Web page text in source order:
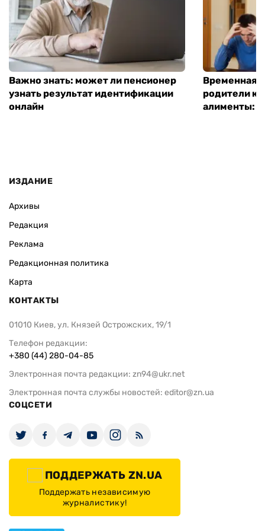
Важно знать: может ли пенсионер
узнать результат идентификации
онлайн
Временная
родители
алименты:
ИЗДАНИЕ
Архивы
Редакция
Реклама
Редакционная политика
Карта
КОНТАКТЫ
01010 Киев, ул. Князей Острожских, 19/1
Телефон редакции:
+380 (44) 280-04-85
Электронная почта редакции: zn94@ukr.net
Электронная почта службы новостей: editor@zn.ua
СОЦСЕТИ
ПОДДЕРЖАТЬ ZN.UA
Поддержать независимую
журналистику!